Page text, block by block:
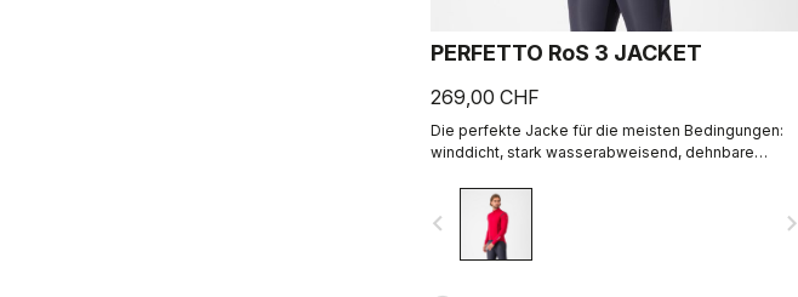
PERFETTO RoS 3 JACKET
269,00 CHF
Die perfekte Jacke für die meisten Bedingungen:
winddicht, stark wasserabweisend, dehnbare
dank Polartec® AirCore™-Stoff.
navigate_before navigate_next